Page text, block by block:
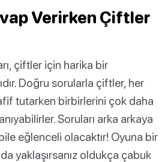
Verirken Çiftler
çiftler için harika bir
Doğru sorularla çiftler, her
tutarken birbirlerini çok daha
Soruları arka arkaya
eğlenceli olacaktır! Oyuna bir
yaklaşırsanız oldukça çabuk